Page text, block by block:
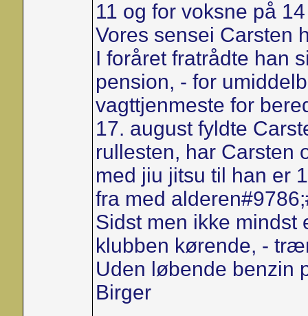
11 og for voksne på
Vores sensei Carsten
I foråret fratrådte han
pension, - for
vagttjenmeste for
17. august fyldte
rullesten, har Carsten
med jiu jitsu til han er
fra med
Sidst men ikke
klubben kørende, -
Uden løbende benzin
Birger